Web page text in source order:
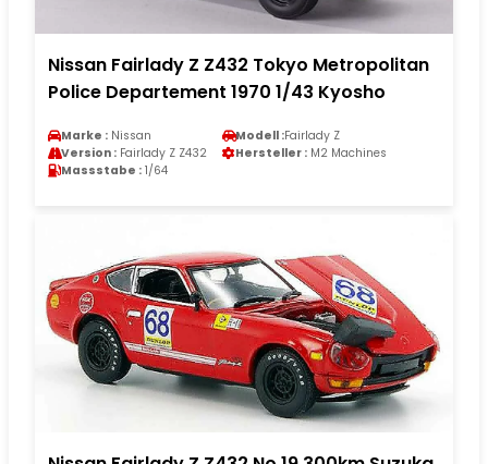
Nissan Fairlady Z Z432 Tokyo Metropolitan
Police Departement 1970 1/43 Kyosho
Marke : Nissan Modell :Fairlady Z
Version : Fairlady Z Z432 Hersteller : M2 Machines
Massstabe : 1/64